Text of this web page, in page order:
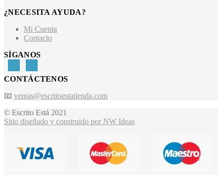
¿NECESITA AYUDA?
Mi Cuenta
Contacto
SÍGANOS
CONTÁCTENOS
📧 ventas@escritoestatienda.com
© Escrito Está 2021
Sitio diseñado y construido por NW Ideas